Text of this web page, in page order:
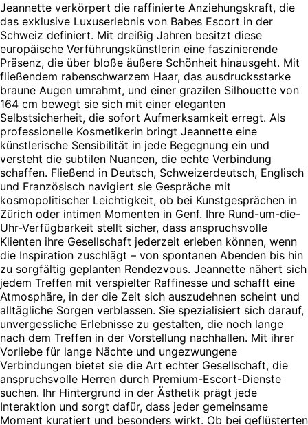
Jeannette verkörpert die raffinierte Anziehungskraft, die
das exklusive Luxuserlebnis von Babes Escort in der
Schweiz definiert. Mit dreißig Jahren besitzt diese
europäische Verführungskünstlerin eine faszinierende
Präsenz, die über bloße äußere Schönheit hinausgeht. Mit
fließendem rabenschwarzem Haar, das ausdrucksstarke
braune Augen umrahmt, und einer grazilen Silhouette von
164 cm bewegt sie sich mit einer eleganten
Selbstsicherheit, die sofort Aufmerksamkeit erregt. Als
professionelle Kosmetikerin bringt Jeannette eine
künstlerische Sensibilität in jede Begegnung ein und
versteht die subtilen Nuancen, die echte Verbindung
schaffen. Fließend in Deutsch, Schweizerdeutsch, Englisch
und Französisch navigiert sie Gespräche mit
kosmopolitischer Leichtigkeit, ob bei Kunstgesprächen in
Zürich oder intimen Momenten in Genf. Ihre Rund-um-die-
Uhr-Verfügbarkeit stellt sicher, dass anspruchsvolle
Klienten ihre Gesellschaft jederzeit erleben können, wenn
die Inspiration zuschlägt – von spontanen Abenden bis hin
zu sorgfältig geplanten Rendezvous. Jeannette nähert sich
jedem Treffen mit verspielter Raffinesse und schafft eine
Atmosphäre, in der die Zeit sich auszudehnen scheint und
alltägliche Sorgen verblassen. Sie spezialisiert sich darauf,
unvergessliche Erlebnisse zu gestalten, die noch lange
nach dem Treffen in der Vorstellung nachhallen. Mit ihrer
Vorliebe für lange Nächte und ungezwungene
Verbindungen bietet sie die Art echter Gesellschaft, die
anspruchsvolle Herren durch Premium-Escort-Dienste
suchen. Ihr Hintergrund in der Ästhetik prägt jede
Interaktion und sorgt dafür, dass jeder gemeinsame
Moment kuratiert und besonders wirkt. Ob bei geflüsterten